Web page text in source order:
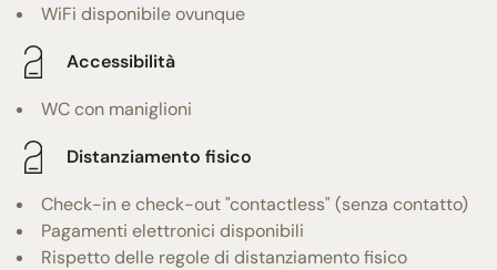
WiFi disponibile ovunque
Accessibilità
WC con maniglioni
Distanziamento fisico
Check-in e check-out "contactless" (senza contatto)
Pagamenti elettronici disponibili
Rispetto delle regole di distanziamento fisico